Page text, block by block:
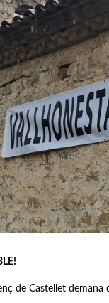
de Castellet